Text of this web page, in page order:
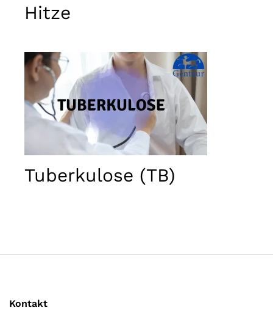
Hitze
Tuberkulose (TB)
Kontakt
und Ihr
Verhalten
während
Ihres Besuchs
auf unserer
Website
teilen,
erhöhen Sie
die Chance,
personalisierte
Inhalte und
Angebote zu